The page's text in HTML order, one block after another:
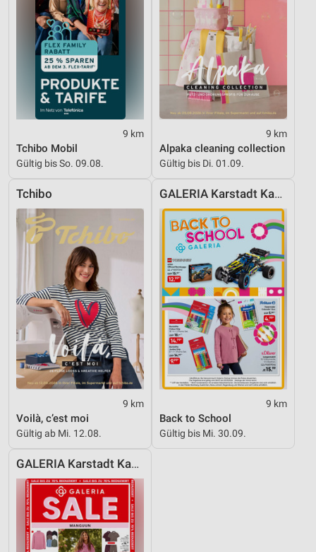
9 km
Tchibo Mobil
Gültig bis So. 09.08.
9 km
Alpaka cleaning collection
Gültig bis Di. 01.09.
Tchibo
9 km
Voilà, c’est moi
Gültig ab Mi. 12.08.
GALERIA Karstadt Kaufhof
9 km
Back to School
Gültig bis Mi. 30.09.
GALERIA Karstadt Kaufhof